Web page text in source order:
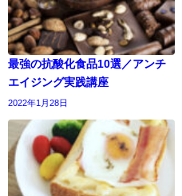
最強の抗酸化食品10選／アンチ
エイジング実践講座
2022年1月28日